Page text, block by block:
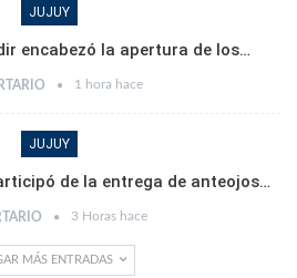
JUJUY
encabezó la apertura de los…
1 hora hace
JUJUY
de la entrega de anteojos…
3 Horas hace
MÁS ENTRADAS